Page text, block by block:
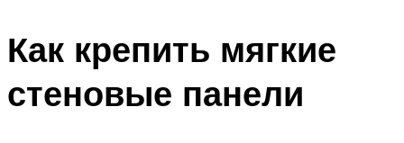
Как крепить мягкие
стеновые панели